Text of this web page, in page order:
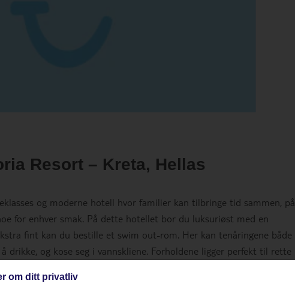
Resort – Kreta, Hellas
og moderne hotell hvor familier kan tilbringe tid sammen, på
for enhver smak. På dette hotellet bor du luksuriøst med en
fint kan du bestille et swim out-rom. Her kan tenåringene både
drikke, og kose seg i vannskliene. Forholdene ligger perfekt til rette
som strandvolleyball og bordtennis.
om ditt privatliv